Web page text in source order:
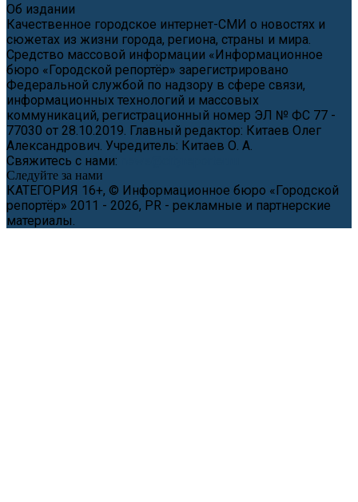
Об издании
Качественное городское интернет-СМИ о новостях и
сюжетах из жизни города, региона, страны и мира.
Средство массовой информации «Информационное
бюро «Городской репортёр» зарегистрировано
Федеральной службой по надзору в сфере связи,
информационных технологий и массовых
коммуникаций, регистрационный номер ЭЛ № ФС 77 -
77030 от 28.10.2019. Главный редактор: Китаев Олег
Александрович. Учредитель: Китаев О. А.
Свяжитесь с нами:
Следуйте за нами
КАТЕГОРИЯ 16+, © Информационное бюро «Городской
репортёр» 2011 - 2026, PR - рекламные и партнерские
материалы.